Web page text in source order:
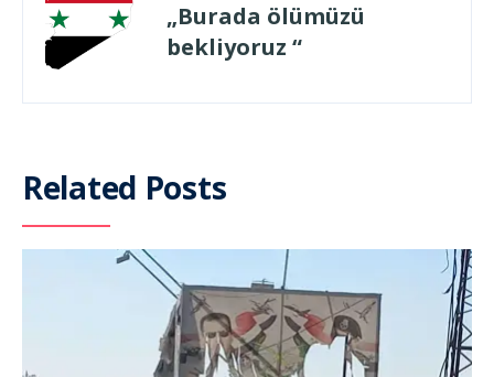
„Burada ölümüzü
bekliyoruz “
Related Posts